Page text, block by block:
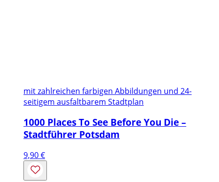
mit zahlreichen farbigen Abbildungen und 24-
seitigem ausfaltbarem Stadtplan
1000 Places To See Before You Die –
Stadtführer Potsdam
9,90€